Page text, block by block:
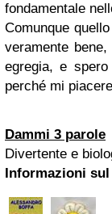
fondamentale
Comunque
veramente
egregia, e
perché mi
Dammi 3 parole
Divertente e
Informazioni